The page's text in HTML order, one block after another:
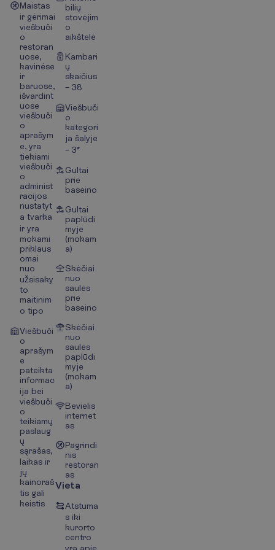
Maistas
ir gėrimai
viešbuči
o
restoran
uose,
kavinėse
ir
baruose,
išvardint
uose
viešbuči
o
aprašym
e, yra
tiekiami
viešbuči
o
administ
racijos
nustatyt
a tvarka
ir yra
mokami
priklaus
omai
nuo
užsisaky
to
maitinim
o tipo
Viešbuči
o
aprašym
e
pateikta
informac
ija bei
viešbuči
o
teikiamų
paslaug
ų
sąrašas,
laikas ir
jų
kainoraš
tis gali
keistis
bilių
stovėjim
o
aikštelė
Kambari
ų
skaičius
– 38
Viešbuči
o
kategori
ja šalyje
– 3*
Gultai
prie
baseino
Gultai
paplūdi
myje
(mokam
a)
Skėčiai
nuo
saulės
prie
baseino
Skėčiai
nuo
saulės
paplūdi
myje
(mokam
a)
Bevielis
internet
as
Pagrindi
nis
restoran
as
Vieta
Atstuma
s iki
kurorto
centro
yra apie